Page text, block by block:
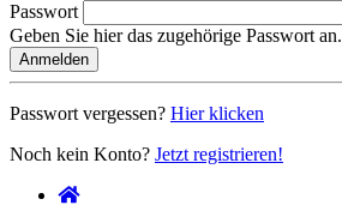
Passwort
Geben Sie hier das zugehörige Passwort an.
Anmelden
Passwort vergessen? Hier klicken
Noch kein Konto? Jetzt registrieren!